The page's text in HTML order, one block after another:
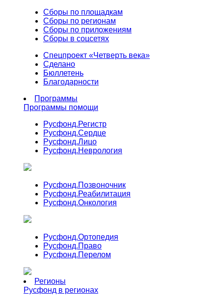
Сборы по площадкам
Сборы по регионам
Сборы по приложениям
Сборы в соцсетях
Спецпроект «Четверть века»
Сделано
Бюллетень
Благодарности
Программы
Программы помощи
Русфонд.Регистр
Русфонд.Сердце
Русфонд.Лицо
Русфонд.Неврология
Русфонд.Позвоночник
Русфонд.Реабилитация
Русфонд.Онкология
Русфонд.Ортопедия
Русфонд.Право
Русфонд.Перелом
Регионы
Русфонд в регионах